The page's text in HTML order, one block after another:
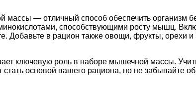
массы — отличный способ обеспечить организм
способствующими росту мышц.
Добавьте в рацион также овощи, фрукты,
ключевую роль в наборе мышечной массы.
основой вашего рациона, но не забывайте